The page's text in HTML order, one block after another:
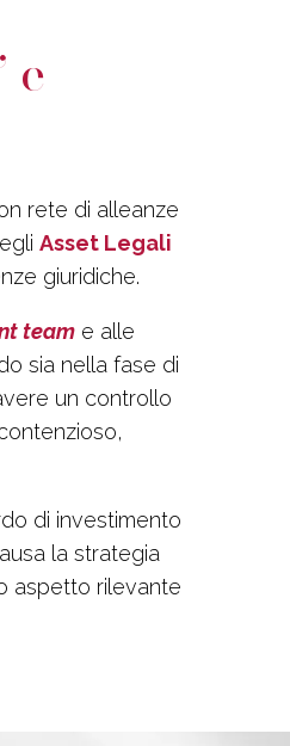
e
rete di alleanze
Asset Legali
giuridiche.
teame alle
sia nella fase di
un controllo
di investimento
la strategia
aspetto rilevante